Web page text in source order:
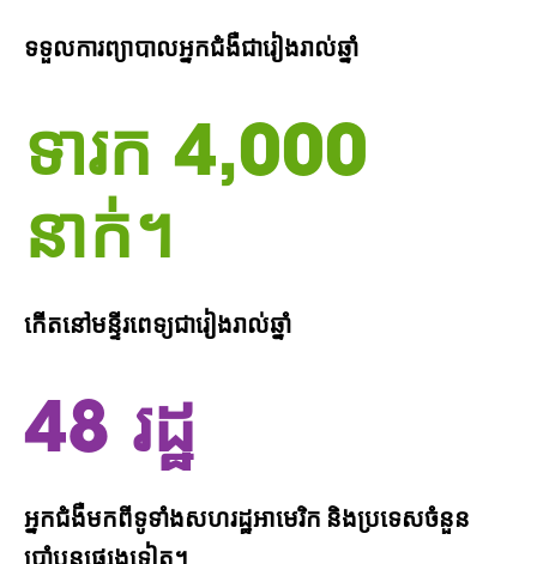
ទទួលការព្យាបាលអ្នកជំងឺជារៀងរាល់ឆ្នាំ
ទារក 4,000
នាក់។
កើតនៅមន្ទីរពេទ្យជារៀងរាល់ឆ្នាំ
48 រដ្ឋ
អ្នកជំងឺមកពីទូទាំងសហរដ្ឋអាមេរិក និងប្រទេសចំនួន